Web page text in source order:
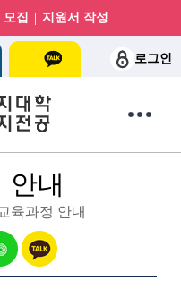
집 | 지원서 작성
로그인
안내
육과정 안내